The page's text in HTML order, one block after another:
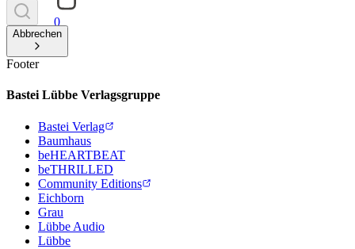
0
Abbrechen
Footer
Bastei Lübbe Verlagsgruppe
Bastei Verlag
Baumhaus
beHEARTBEAT
beTHRILLED
Community Editions
Eichborn
Grau
Lübbe Audio
Lübbe